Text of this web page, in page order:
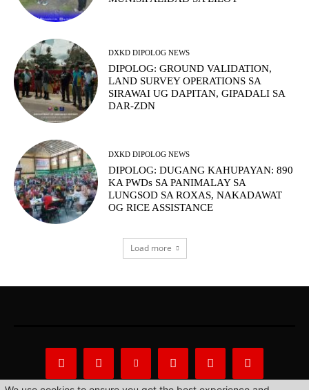
DXKD DIPOLOG NEWS
DIPOLOG: GROUND VALIDATION,
LAND SURVEY OPERATIONS SA
SIRAWAI UG DAPITAN, GIPADALI SA
DAR-ZDN
DXKD DIPOLOG NEWS
DIPOLOG: DUGANG KAHUPAYAN: 890
KA PWDs SA PANIMALAY SA
LUNGSOD SA ROXAS, NAKADAWAT
OG RICE ASSISTANCE
Load more